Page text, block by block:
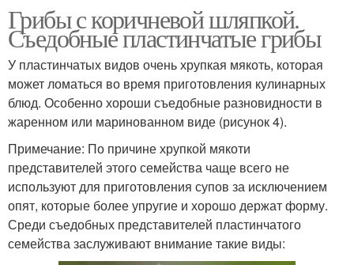
Грибы с коричневой шляпкой.
Съедобные пластинчатые грибы
У пластинчатых видов очень хрупкая мякоть, которая
может ломаться во время приготовления кулинарных
блюд. Особенно хороши съедобные разновидности в
жаренном или маринованном виде (рисунок 4).
Примечание: По причине хрупкой мякоти
представителей этого семейства чаще всего не
используют для приготовления супов за исключением
опят, которые более упругие и хорошо держат форму.
Среди съедобных представителей пластинчатого
семейства заслуживают внимание такие виды: